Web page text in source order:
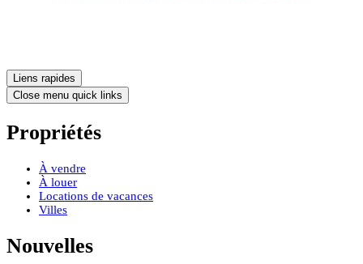
Liens rapides
Close menu quick links
Propriétés
À vendre
À louer
Locations de vacances
Villes
Nouvelles